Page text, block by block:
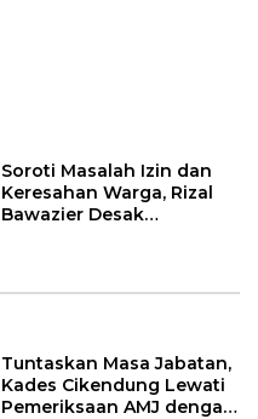
Soroti Masalah Izin dan
Keresahan Warga, Rizal
Bawazier Desak
Tuntaskan Masa Jabatan,
Kades Cikendung Lewati
Pemeriksaan AMJ dengan